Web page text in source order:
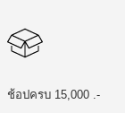
ช้อปครบ 15,000 .-